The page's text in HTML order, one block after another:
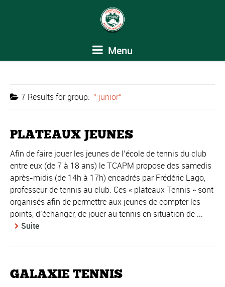
Menu
7 Results forgroup: junior
PLATEAUX JEUNES
Afin de faire jouer les jeunes de l’école de tennis du club
entre eux (de 7 à 18 ans) le TCAPM propose des samedis
après-midis (de 14h à 17h) encadrés par Frédéric Lago,
professeur de tennis au club. Ces « plateaux Tennis » sont
organisés afin de permettre aux jeunes de compter les
points, d’échanger, de jouer au tennis en situation de ...
Suite
GALAXIE TENNIS